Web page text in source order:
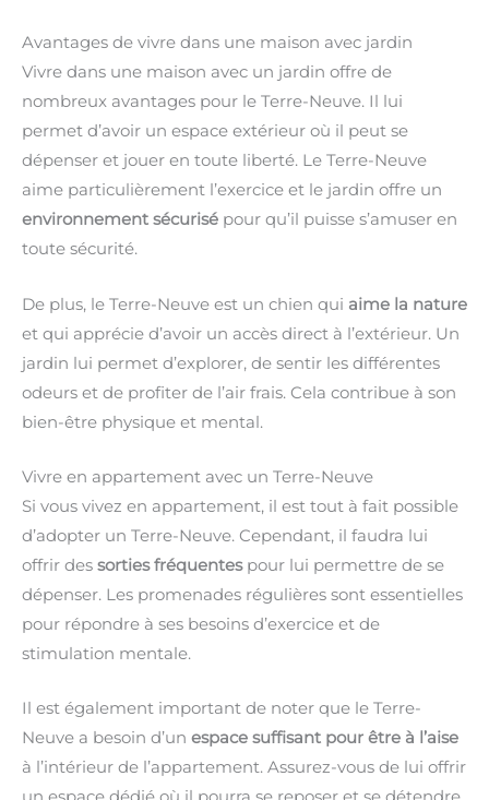
Avantages de vivre dans une maison avec jardin
Vivre dans une maison avec un jardin offre de
nombreux avantages pour le Terre-Neuve. Il lui
permet d’avoir un espace extérieur où il peut se
dépenser et jouer en toute liberté. Le Terre-Neuve
aime particulièrement l’exercice et le jardin offre un
environnement sécurisé pour qu’il puisse s’amuser en
toute sécurité.
De plus, le Terre-Neuve est un chien qui aime la nature
et qui apprécie d’avoir un accès direct à l’extérieur. Un
jardin lui permet d’explorer, de sentir les différentes
odeurs et de profiter de l’air frais. Cela contribue à son
bien-être physique et mental.
Vivre en appartement avec un Terre-Neuve
Si vous vivez en appartement, il est tout à fait possible
d’adopter un Terre-Neuve. Cependant, il faudra lui
offrir des sorties fréquentespour lui permettre de se
dépenser. Les promenades régulières sont essentielles
pour répondre à ses besoins d’exercice et de
stimulation mentale.
Il est également important de noter que le Terre-
Neuve a besoin d’un espace suffisant pour être à l’aise
à l’intérieur de l’appartement. Assurez-vous de lui offrir